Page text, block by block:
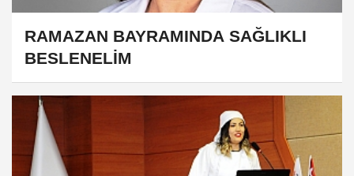
RAMAZAN BAYRAMINDA SAĞLIKLI
BESLENELİM